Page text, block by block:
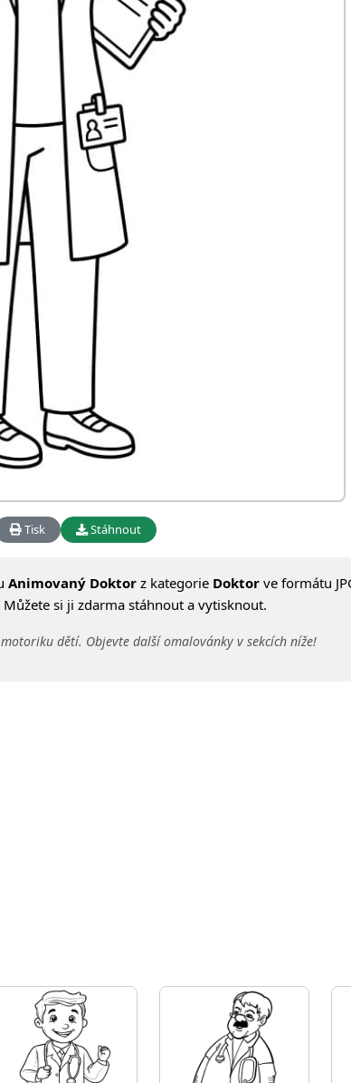
Tisk Stáhnout
Animovaný Doktor z kategorie Doktor ve formátu
si ji zdarma stáhnout a vytisknout.
dětí. Objevte další omalovánky v sekcích níže!